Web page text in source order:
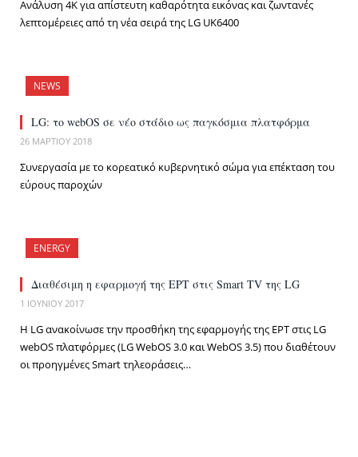
Ανάλυση 4K για απίστευτη καθαρότητα εικόνας και ζωντανές
λεπτομέρειες από τη νέα σειρά της LG UK6400
NEWS
LG: το webOS σε νέο στάδιο ως παγκόσμια πλατφόρμα
26 ΜΑΡΤΊΟΥ 2018
Συνεργασία με το κορεατικό κυβερνητικό σώμα για επέκταση του
εύρους παροχών
ENERGY
Διαθέσιμη η εφαρμογή της ΕΡΤ στις Smart TV της LG
1 ΙΟΥΝΊΟΥ 2017
Η LG ανακοίνωσε την προσθήκη της εφαρμογής της ΕΡΤ στις LG
webOS πλατφόρμες (LG WebOS 3.0 και WebOS 3.5) που διαθέτουν
οι προηγμένες Smart τηλεοράσεις…